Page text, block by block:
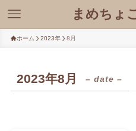
まめちょ
ホーム 2023年 8月
2023年8月 – date –